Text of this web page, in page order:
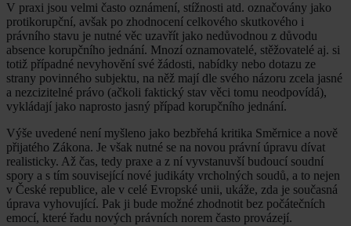
V praxi jsou velmi často oznámení, stížnosti atd. označovány jako
protikorupční, avšak po zhodnocení celkového skutkového i
právního stavu je nutné věc uzavřít jako nedůvodnou z důvodu
absence korupčního jednání. Mnozí oznamovatelé, stěžovatelé aj. si
totiž případné nevyhovění své žádosti, nabídky nebo dotazu ze
strany povinného subjektu, na něž mají dle svého názoru zcela jasné
a nezcizitelné právo (ačkoli faktický stav věci tomu neodpovídá),
vykládají jako naprosto jasný případ korupčního jednání.
Výše uvedené není myšleno jako bezbřehá kritika Směrnice a nově
přijatého Zákona. Je však nutné se na novou právní úpravu dívat
realisticky. Až čas, tedy praxe a z ní vyvstanuvší budoucí soudní
spory a s tím související nové judikáty vrcholných soudů, a to nejen
v České republice, ale v celé Evropské unii, ukáže, zda je současná
úprava vyhovující. Pak ji bude možné zhodnotit bez počátečních
emocí, které řadu nových právních norem často provázejí.